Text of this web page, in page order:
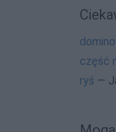
część
ryś —